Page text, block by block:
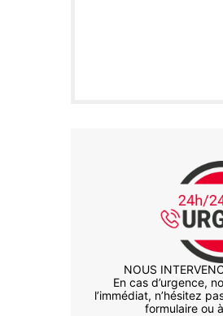
NOUS
En cas d’urgence,
l’immédiat, n’hésitez
formulaire ou